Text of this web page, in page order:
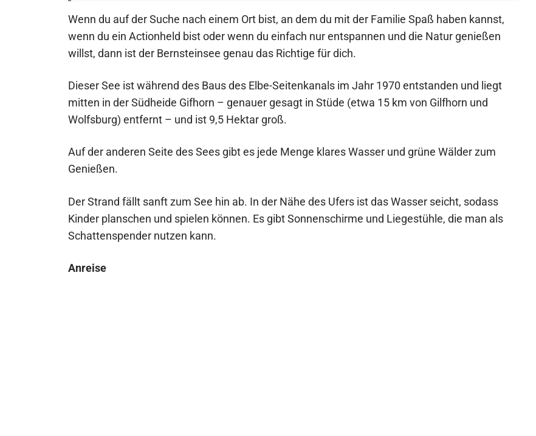
Wenn du auf der Suche nach einem Ort bist, an dem du mit der Familie Spaß haben kannst,
wenn du ein Actionheld bist oder wenn du einfach nur entspannen und die Natur genießen
willst, dann ist der Bernsteinsee genau das Richtige für dich.
Dieser See ist während des Baus des Elbe-Seitenkanals im Jahr 1970 entstanden und liegt
mitten in der Südheide Gifhorn – genauer gesagt in Stüde (etwa 15 km von Gilfhorn und
Wolfsburg) entfernt – und ist 9,5 Hektar groß.
Auf der anderen Seite des Sees gibt es jede Menge klares Wasser und grüne Wälder zum
Genießen.
Der Strand fällt sanft zum See hin ab. In der Nähe des Ufers ist das Wasser seicht, sodass
Kinder planschen und spielen können. Es gibt Sonnenschirme und Liegestühle, die man als
Schattenspender nutzen kann.
Anreise